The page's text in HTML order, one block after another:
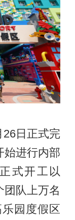
日正式完
始进行内部
式开工以
团队上万名
园度假区